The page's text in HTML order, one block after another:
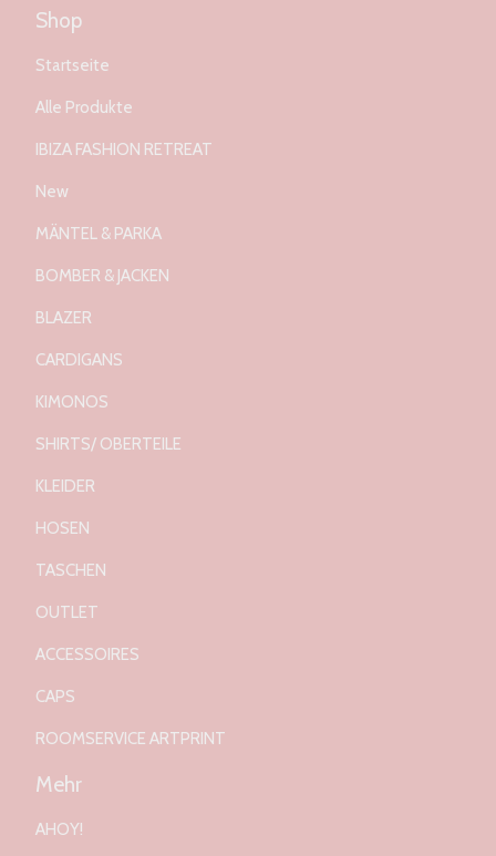
Shop
Startseite
Alle Produkte
IBIZA FASHION RETREAT
New
MÄNTEL & PARKA
BOMBER & JACKEN
BLAZER
CARDIGANS
KIMONOS
SHIRTS/ OBERTEILE
KLEIDER
HOSEN
TASCHEN
OUTLET
ACCESSOIRES
CAPS
ROOMSERVICE ARTPRINT
Mehr
AHOY!